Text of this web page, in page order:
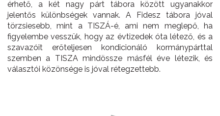
érhető, a két nagy párt tábora között ugyanakkor
jelentős különbségek vannak. A Fidesz tábora jóval
törzsiesebb, mint a TISZÁ-é, ami nem meglepő, ha
figyelembe vesszük, hogy az évtizedek óta létező, és a
szavazóit erőteljesen kondicionáló kormánypárttal
szemben a TISZA mindössze másfél éve létezik, és
választói közönsége is jóval rétegzettebb.